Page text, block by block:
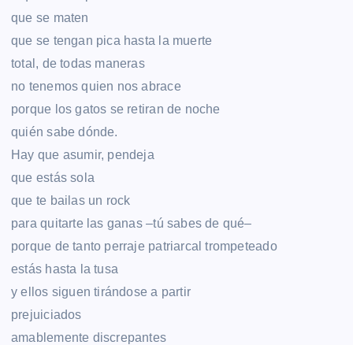
que se maten
que se tengan pica hasta la muerte
total, de todas maneras
no tenemos quien nos abrace
porque los gatos se retiran de noche
quién sabe dónde.
Hay que asumir, pendeja
que estás sola
que te bailas un rock
para quitarte las ganas –tú sabes de qué–
porque de tanto perraje patriarcal trompeteado
estás hasta la tusa
y ellos siguen tirándose a partir
prejuiciados
amablemente discrepantes